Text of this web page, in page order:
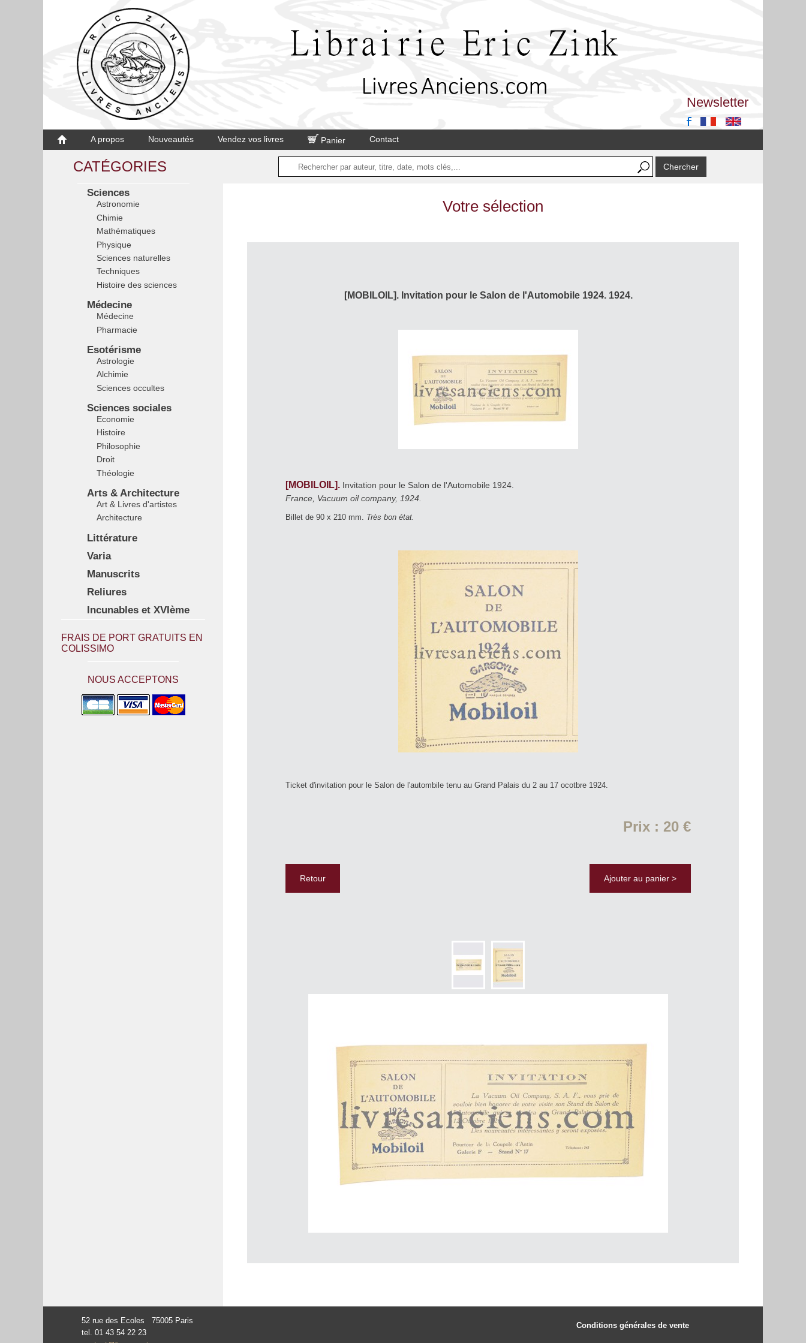
Newsletter
A propos Nouveautés Vendez vos livres Panier Contact
CATÉGORIES
Sciences
Astronomie
Chimie
Mathématiques
Physique
Sciences naturelles
Techniques
Histoire des sciences
Médecine
Médecine
Pharmacie
Esotérisme
Astrologie
Alchimie
Sciences occultes
Sciences sociales
Economie
Histoire
Philosophie
Droit
Théologie
Arts & Architecture
Art & Livres d'artistes
Architecture
Littérature
Varia
Manuscrits
Reliures
Incunables et XVIème
FRAIS DE PORT GRATUITS EN
COLISSIMO
NOUS ACCEPTONS
Votre sélection
[MOBILOIL]. Invitation pour le Salon de l'Automobile 1924. 1924.
[MOBILOIL]. Invitation pour le Salon de l'Automobile 1924.
France, Vacuum oil company, 1924.
Billet de 90 x 210 mm. Très bon état.
Ticket d'invitation pour le Salon de l'autombile tenu au Grand Palais du 2 au 17 ocotbre 1924.
Prix : 20 €
Retour Ajouter au panier >
52 rue des Ecoles 75005 Paris
tel. 01 43 54 22 23
Conditions générales de vente